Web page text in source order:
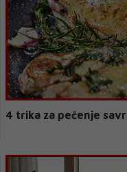
4 trika za pečenje